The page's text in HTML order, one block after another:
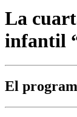
La
infantil
El